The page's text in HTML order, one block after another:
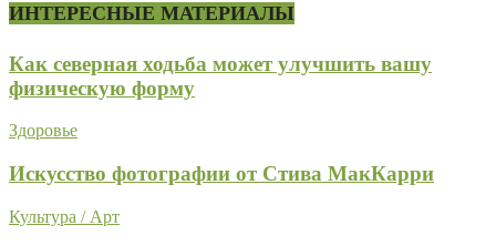
ИНТЕРЕСНЫЕ МАТЕРИАЛЫ
Как северная ходьба может улучшить вашу
физическую форму
Здоровье
Искусство фотографии от Стива МакКарри
Культура / Арт